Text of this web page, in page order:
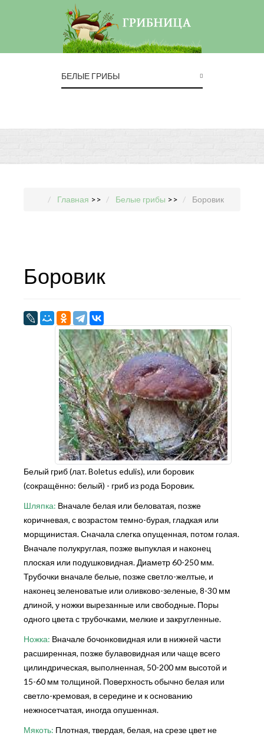
БЕЛЫЕ ГРИБЫ
Главная >> Белые грибы >> Боровик
Боровик
Белый гриб (лат. Boletus edulis), или боровик
(сокращённо: белый) - гриб из рода Боровик.
Шляпка: Вначале белая или беловатая, позже
коричневая, с возрастом темно-бурая, гладкая или
морщинистая. Сначала слегка опущенная, потом голая.
Вначале полукруглая, позже выпуклая и наконец
плоская или подушковидная. Диаметр 60-250 мм.
Трубочки вначале белые, позже светло-желтые, и
наконец зеленоватые или оливково-зеленые, 8-30 мм
длиной, у ножки вырезанные или свободные. Поры
одного цвета с трубочками, мелкие и закругленные.
Ножка: Вначале бочонковидная или в нижней части
расширенная, позже булавовидная или чаще всего
цилиндрическая, выполненная, 50-200 мм высотой и
15-60 мм толщиной. Поверхность обычно белая или
светло-кремовая, в середине и к основанию
нежносетчатая, иногда опушенная.
Мякоть: Плотная, твердая, белая, на срезе цвет не